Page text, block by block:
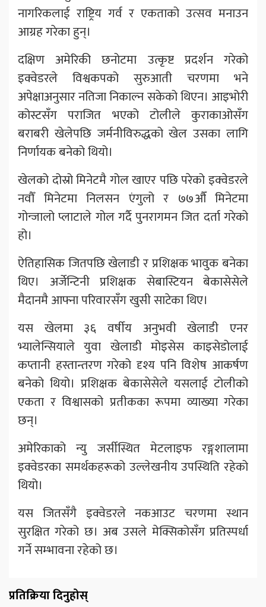
नागरिकलाई राष्ट्रिय गर्व र एकताको उत्सव मनाउन
आग्रह गरेका हुन्।
दक्षिण अमेरिकी छनोटमा उत्कृष्ट प्रदर्शन गरेको
इक्वेडरले विश्वकपको सुरुआती चरणमा भने
अपेक्षाअनुसार नतिजा निकाल्न सकेको थिएन। आइभोरी
कोस्टसँग पराजित भएको टोलीले कुराकाओसँग
बराबरी खेलेपछि जर्मनीविरुद्धको खेल उसका लागि
निर्णायक बनेको थियो।
खेलको दोस्रो मिनेटमै गोल खाएर पछि परेको इक्वेडरले
नवौँ मिनेटमा निलसन एंगुलो र ७७औँ मिनेटमा
गोन्जालो प्लाटाले गोल गर्दै पुनरागमन जित दर्ता गरेको
हो।
ऐतिहासिक जितपछि खेलाडी र प्रशिक्षक भावुक बनेका
थिए। अर्जेन्टिनी प्रशिक्षक सेबास्टियन बेकासेसेले
मैदानमै आफ्ना परिवारसँग खुसी साटेका थिए।
यस खेलमा ३६ वर्षीय अनुभवी खेलाडी एनर
भ्यालेन्सियाले युवा खेलाडी मोइसेस काइसेडोलाई
कप्तानी हस्तान्तरण गरेको दृश्य पनि विशेष आकर्षण
बनेको थियो। प्रशिक्षक बेकासेसेले यसलाई टोलीको
एकता र विश्वासको प्रतीकका रूपमा व्याख्या गरेका
छन्।
अमेरिकाको न्यु जर्सीस्थित मेटलाइफ रङ्गशालामा
इक्वेडरका समर्थकहरूको उल्लेखनीय उपस्थिति रहेको
थियो।
यस जितसँगै इक्वेडरले नकआउट चरणमा स्थान
सुरक्षित गरेको छ। अब उसले मेक्सिकोसँग प्रतिस्पर्धा
गर्ने सम्भावना रहेको छ।
प्रतिक्रिया दिनुहोस्